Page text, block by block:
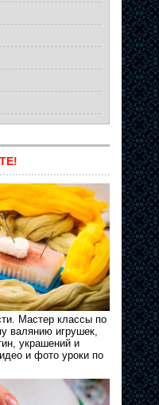
Мастер классы по
валянию игрушек,
украшений и
и фото уроки по